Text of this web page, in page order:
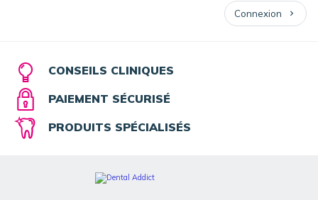
Connexion
CONSEILS CLINIQUES
PAIEMENT SÉCURISÉ
PRODUITS SPÉCIALISÉS